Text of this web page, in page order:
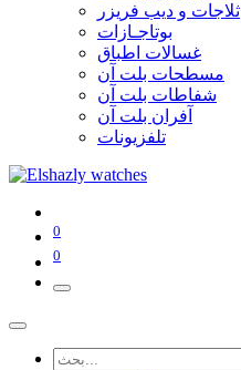
ثلاجات و ديب فريزر
بوتاجـازات
غسالات اطباق
مسطحات بلت آن
شفاطات بلت آن
آفران بلت آن
تلفزيونات
0
0